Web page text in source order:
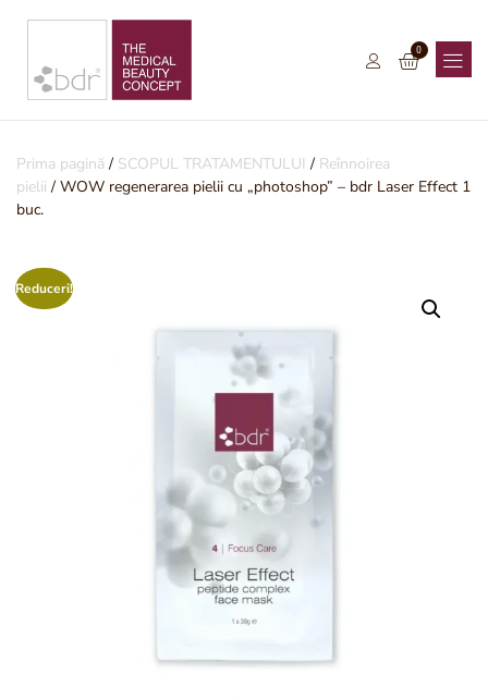
0
Prima pagină / SCOPUL TRATAMENTULUI / Reînnoirea
pielii / WOW regenerarea pielii cu „photoshop” – bdr Laser Effect 1
buc.
Reduceri!